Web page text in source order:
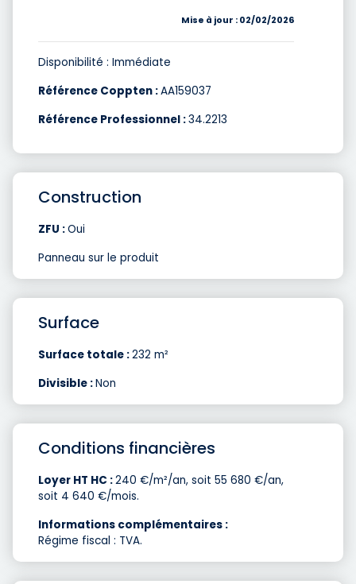
Mise à jour : 02/02/2026
Disponibilité : Immédiate
Référence Coppten :AA159037
Référence Professionnel :34.2213
Construction
ZFU :Oui
Panneau sur le produit
Surface
Surface totale :232 m²
Divisible :Non
Conditions financières
Loyer HT HC :240 €/m²/an, soit 55 680 €/an,
soit 4 640 €/mois.
Informations complémentaires :
Régime fiscal : TVA.